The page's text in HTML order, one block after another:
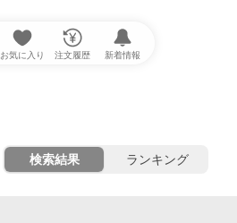
お気に入り 注文履歴 新着情報
検索結果 ランキング